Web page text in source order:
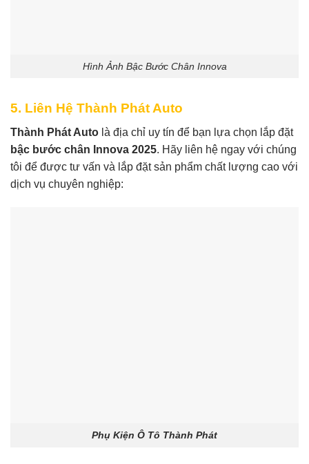
Hình Ảnh Bậc Bước Chân Innova
5. Liên Hệ Thành Phát Auto
Thành Phát Auto là địa chỉ uy tín để bạn lựa chọn lắp đặt
bậc bước chân Innova 2025. Hãy liên hệ ngay với chúng
tôi để được tư vấn và lắp đặt sản phẩm chất lượng cao với
dịch vụ chuyên nghiệp:
Phụ Kiện Ô Tô Thành Phát